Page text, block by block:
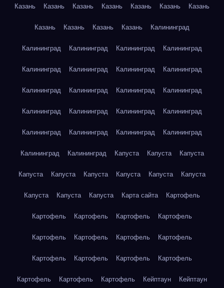
Казань Казань Казань Казань Казань Казань Казань
Казань Казань Казань Казань Калининград
Калининград Калининград Калининград Калининград
Калининград Калининград Калининград Калининград
Калининград Калининград Калининград Калининград
Калининград Калининград Калининград Калининград
Калининград Калининград Калининград Калининград
Калининград Калининград Капуста Капуста Капуста
Капуста Капуста Капуста Капуста Капуста Капуста
Капуста Капуста Капуста Карта сайта Картофель
Картофель Картофель Картофель Картофель
Картофель Картофель Картофель Картофель
Картофель Картофель Картофель Картофель
Картофель Картофель Картофель Кейптаун Кейптаун